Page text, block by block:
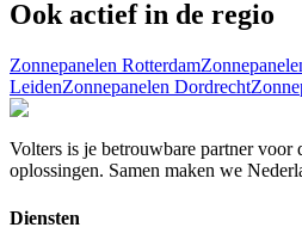
Ook actief in de regio
Zonnepanelen Rotterdam
LeidenZonnepanelen Dordrecht
Volters is je betrouwbare partner voor
oplossingen. Samen maken we
Diensten